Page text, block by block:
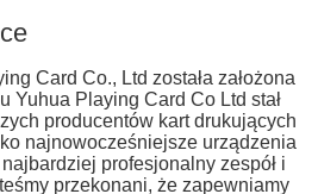
Card Co., Ltd została założona
Yuhua Playing Card Co Ltd stał
producentów kart drukujących
najnowocześniejsze urządzenia
profesjonalny zespół i
przekonani, że zapewniamy